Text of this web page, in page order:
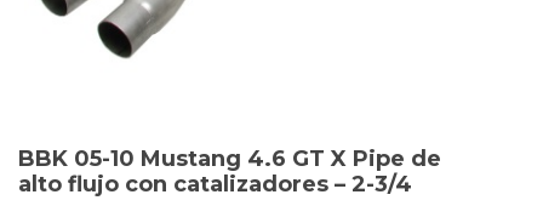
BBK 05-10 Mustang 4.6 GT X Pipe de
alto flujo con catalizadores – 2-3/4